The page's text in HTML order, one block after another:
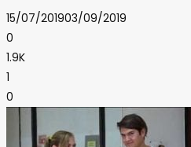
15/07/201903/09/2019
0
1.9K
1
0